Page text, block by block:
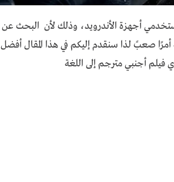
أجهزة الأندرويد، وذلك لأن البحث عن
صعبً لذا سنقدم إليكم في هذا المقال أفضل
أجنبي مترجم إلى اللغة